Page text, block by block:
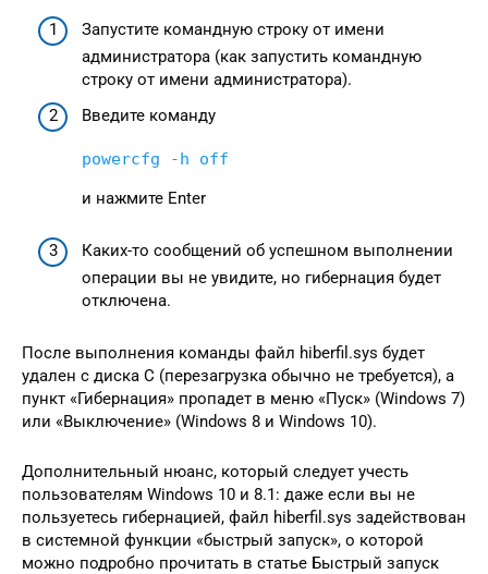
Запустите командную строку от имени
администратора (как запустить командную
строку от имени администратора).
Введите команду
powercfg -h off
и нажмите Enter
Каких-то сообщений об успешном выполнении
операции вы не увидите, но гибернация будет
отключена.
После выполнения команды файл hiberfil.sys будет
удален с диска C (перезагрузка обычно не требуется), а
пункт «Гибернация» пропадет в меню «Пуск» (Windows 7)
или «Выключение» (Windows 8 и Windows 10).
Дополнительный нюанс, который следует учесть
пользователям Windows 10 и 8.1: даже если вы не
пользуетесь гибернацией, файл hiberfil.sys задействован
в системной функции «быстрый запуск», о которой
можно подробно прочитать в статье Быстрый запуск